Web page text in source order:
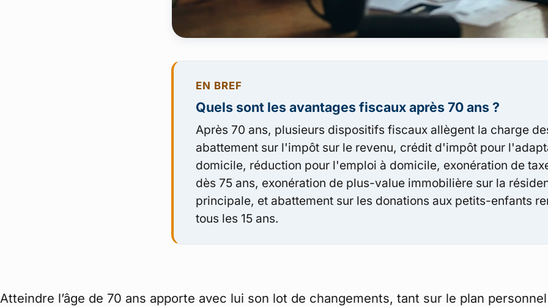
EN BREF
Quels sont les avantages fiscaux après 70 ans ?
Après 70 ans, plusieurs dispositifs fiscaux allègent la charge
abattement sur l'impôt sur le revenu, crédit d'impôt pour
domicile, réduction pour l'emploi à domicile, exonération de
dès 75 ans, exonération de plus-value immobilière sur la
principale, et abattement sur les donations aux petits-enfants
tous les 15 ans.
Atteindre l’âge de 70 ans apporte avec lui son lot de changements, tant sur le plan personnel